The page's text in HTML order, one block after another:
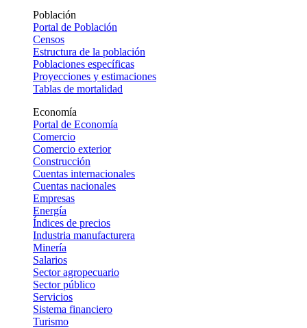
Población
Portal de Población
Censos
Estructura de la población
Poblaciones específicas
Proyecciones y estimaciones
Tablas de mortalidad
Economía
Portal de Economía
Comercio
Comercio exterior
Construcción
Cuentas internacionales
Cuentas nacionales
Empresas
Energía
Índices de precios
Industria manufacturera
Minería
Salarios
Sector agropecuario
Sector público
Servicios
Sistema financiero
Turismo